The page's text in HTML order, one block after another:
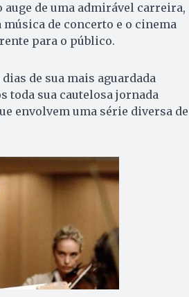
de uma admirável carreira,
de concerto e o cinema
para o público.
de sua mais aguardada
toda sua cautelosa jornada
envolvem uma série diversa de